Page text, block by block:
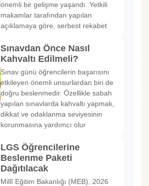
önemli bir gelişme yaşandı. Yetkili
makamlar tarafından yapılan
açıklamaya göre, serbest rekabet
Sınavdan Önce Nasıl
Kahvaltı Edilmeli?
Sınav günü öğrencilerin başarısını
etkileyen önemli unsurlardan biri de
doğru beslenmedir. Özellikle sabah
yapılan sınavlarda kahvaltı yapmak,
dikkat ve odaklanma seviyesinin
korunmasına yardımcı olur
LGS Öğrencilerine
Beslenme Paketi
Dağıtılacak
Millî Eğitim Bakanlığı (MEB), 2026